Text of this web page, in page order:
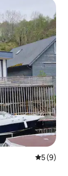
5 av 5 i
5 (9)